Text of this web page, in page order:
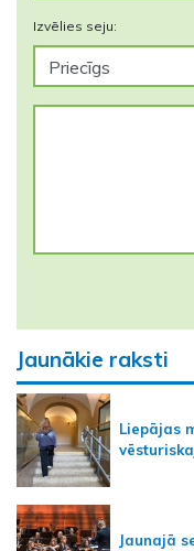
Izvēlies seju:
Jaunākie raksti
Liepājas
Jaunajā